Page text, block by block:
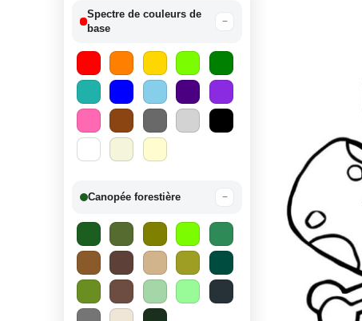
Spectre de couleurs de
base
−
Canopée forestière −